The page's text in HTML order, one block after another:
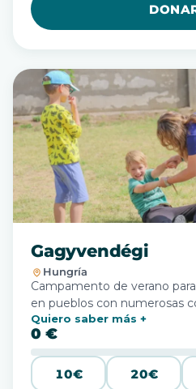
Gagyvendégi
Hungría
Campamento de verano
en pueblos con numerosas
Quiero saber más
0 €
10€ 20€